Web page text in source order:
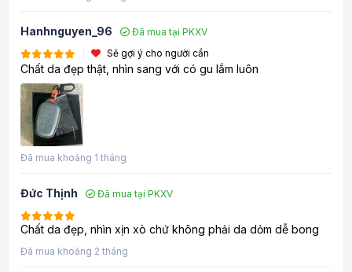
Hanhnguyen_96
Đã mua tại PKXV
Sẽ gợi ý cho người cần
Chất da đẹp thật, nhìn sang với có gu lắm luôn
Đã mua khoảng 1 tháng
Đức Thịnh Đã mua tại PKXV
Chất da đẹp, nhìn xịn xò chứ không phải da dỏm dễ bong
Đã mua khoảng 2 tháng